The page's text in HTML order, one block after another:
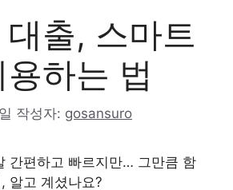
출, 스마트
하는 법
작성자: gosansuro
간편하고 빠르지만… 그만큼 함
알고 계셨나요?